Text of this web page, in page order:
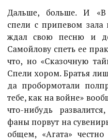
Дальше, больше. И «В
спели с припевом зала
ждал свою песню и
Самойлову спеть ее
что, но «Сказочную
Спели хором. Братья
да пробормотали
тебе, как на войне»
что-нибудь
фаны порвут на
общем, «Агата»